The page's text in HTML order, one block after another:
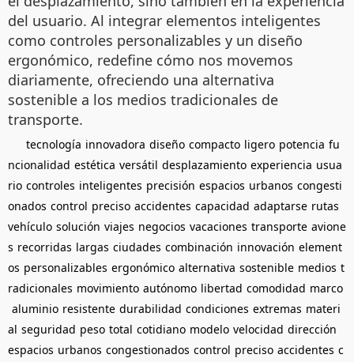
del usuario. Al integrar elementos inteligentes
como controles personalizables y un diseño
ergonómico, redefine cómo nos movemos
diariamente, ofreciendo una alternativa
sostenible a los medios tradicionales de
transporte.
tecnología innovadora diseño compacto ligero potencia fu
ncionalidad estética versátil desplazamiento experiencia usua
rio controles inteligentes precisión espacios urbanos congesti
onados control preciso accidentes capacidad adaptarse rutas
vehículo solución viajes negocios vacaciones transporte avione
s recorridas largas ciudades combinación innovación element
os personalizables ergonómico alternativa sostenible medios t
radicionales movimiento autónomo libertad comodidad marco
aluminio resistente durabilidad condiciones extremas materi
al seguridad peso total cotidiano modelo velocidad dirección
espacios urbanos congestionados control preciso accidentes c